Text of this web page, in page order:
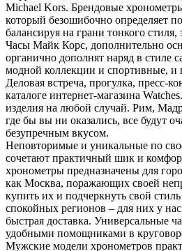
Michael Kors. Брендовые
который безошибочно определяет
балансируя на грани тонкого стиля,
Часы Майк Корс, дополнительно
органично дополнят наряд в стиле
модной коллекции и спортивные, и
Деловая встреча, прогулка, пресс-
каталоге интернет-магазина
изделия на любой случай. Рим,
где бы вы ни оказались, все будут
безупречным вкусом.
Неповторимые и уникальные по
сочетают практичный шик и
хронометры предназначены для
как Москва, поражающих своей
купить их и подчеркнуть свой
спокойных регионов – для них у
быстрая доставка. Универсальные
удобными помощниками в
Мужские модели хронометров